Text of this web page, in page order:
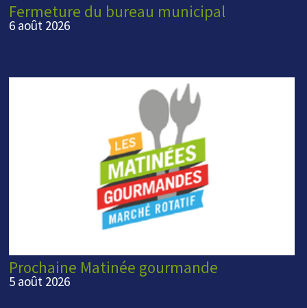
Fermeture du bureau municipal
6 août 2026
Prochaine Matinée gourmande
5 août 2026